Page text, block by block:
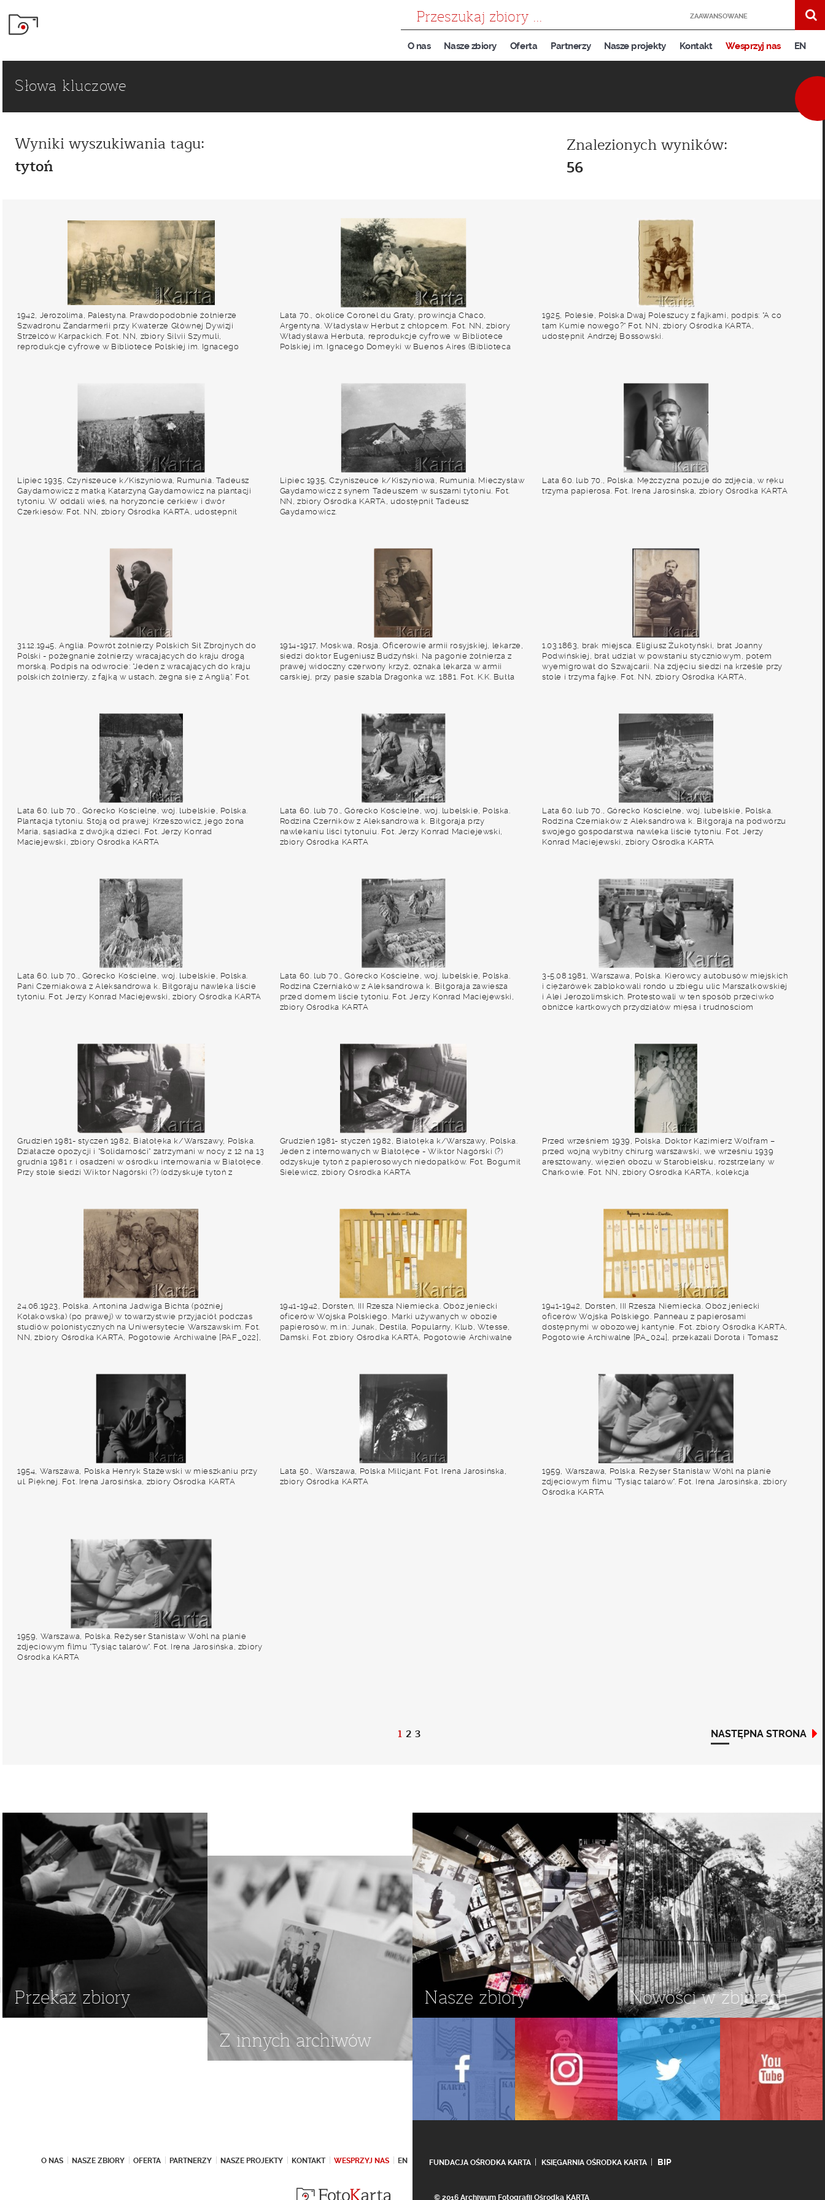
ZAAWANSOWANE
O nas Nasze zbiory Oferta Partnerzy Nasze projekty Kontakt Wesprzyj nas EN
Słowa kluczowe
Wyniki wyszukiwania tagu:
tytoń
Znalezionych wyników:
56
1942, Jerozolima, Palestyna. Prawdopodobnie żołnierze
Szwadronu Żandarmerii przy Kwaterze Głównej Dywizji
Strzelców Karpackich. Fot. NN, zbiory Silvii Szymuli,
reprodukcje cyfrowe w Bibliotece Polskiej im. Ignacego
Lata 70., okolice Coronel du Graty, prowincja Chaco,
Argentyna. Władysław Herbut z chłopcem. Fot. NN, zbiory
Władysława Herbuta, reprodukcje cyfrowe w Bibliotece
Polskiej im. Ignacego Domeyki w Buenos Aires (Biblioteca
1925, Polesie, Polska Dwaj Poleszucy z fajkami, podpis: "A co
tam Kumie nowego?" Fot. NN, zbiory Ośrodka KARTA,
udostępnił Andrzej Bossowski.
Lipiec 1935, Czyniszeuce k/Kiszyniowa, Rumunia. Tadeusz
Gaydamowicz z matką Katarzyną Gaydamowicz na plantacji
tytoniu. W oddali wieś, na horyzoncie cerkiew i dwór
Czerkiesów. Fot. NN, zbiory Ośrodka KARTA, udostępnił
Lipiec 1935, Czyniszeuce k/Kiszyniowa, Rumunia. Mieczysław
Gaydamowicz z synem Tadeuszem w suszarni tytoniu. Fot.
NN, zbiory Ośrodka KARTA, udostępnił Tadeusz
Gaydamowicz.
Lata 60. lub 70., Polska. Mężczyzna pozuje do zdjęcia, w ręku
trzyma papierosa. Fot. Irena Jarosińska, zbiory Ośrodka KARTA
31.12.1945, Anglia. Powrót żołnierzy Polskich Sił Zbrojnych do
Polski - pożegnanie żołnierzy wracających do kraju drogą
morską. Podpis na odwrocie: "Jeden z wracających do kraju
polskich żołnierzy, z fajką w ustach, żegna się z Anglią". Fot.
1914-1917, Moskwa, Rosja. Oficerowie armii rosyjskiej, lekarze,
siedzi doktor Eugeniusz Budzyński. Na pagonie żołnierza z
prawej widoczny czerwony krzyż, oznaka lekarza w armii
carskiej, przy pasie szabla Dragonka wz. 1881. Fot. K.K. Bułła
1.03.1863, brak miejsca. Eligiusz Żukotyński, brat Joanny
Podwińskiej, brał udział w powstaniu styczniowym, potem
wyemigrował do Szwajcarii. Na zdjęciu siedzi na krześle przy
stole i trzyma fajkę. Fot. NN, zbiory Ośrodka KARTA,
Lata 60. lub 70., Górecko Kościelne, woj. lubelskie, Polska.
Plantacja tytoniu. Stoją od prawej: Krzeszowicz, jego żona
Maria, sąsiadka z dwójką dzieci. Fot. Jerzy Konrad
Maciejewski, zbiory Ośrodka KARTA
Lata 60. lub 70., Górecko Kościelne, woj. lubelskie, Polska.
Rodzina Czerników z Aleksandrowa k. Biłgoraja przy
nawlekaniu liści tytonuiu. Fot. Jerzy Konrad Maciejewski,
zbiory Ośrodka KARTA
Lata 60. lub 70., Górecko Kościelne, woj. lubelskie, Polska.
Rodzina Czerniaków z Aleksandrowa k. Biłgoraja na podwórzu
swojego gospodarstwa nawleka liście tytoniu. Fot. Jerzy
Konrad Maciejewski, zbiory Ośrodka KARTA
Lata 60. lub 70., Górecko Kościelne, woj. lubelskie, Polska.
Pani Czerniakowa z Aleksandrowa k. Biłgoraju nawleka liście
tytoniu. Fot. Jerzy Konrad Maciejewski, zbiory Ośrodka KARTA
Lata 60. lub 70., Górecko Kościelne, woj. lubelskie, Polska.
Rodzina Czerniaków z Aleksandrowa k. Biłgoraja zawiesza
przed domem liście tytoniu. Fot. Jerzy Konrad Maciejewski,
zbiory Ośrodka KARTA
3-5.08.1981, Warszawa, Polska. Kierowcy autobusów miejskich
i ciężarówek zablokowali rondo u zbiegu ulic Marszałkowskiej
i Alei Jerozolimskich. Protestowali w ten sposób przeciwko
obniżce kartkowych przydziałów mięsa i trudnościom
tramwaj. Fot. Maciej Czarnocki, zbiory Ośrodka KARTA.
Grudzień 1981- styczeń 1982, Białołęka k/Warszawy, Polska.
Działacze opozycji i "Solidarności" zatrzymani w nocy z 12 na 13
grudnia 1981 r. i osadzeni w ośrodku internowania w Białołęce.
Przy stole siedzi Wiktor Nagórski (?) (odzyskuje tytoń z
Grudzień 1981- styczeń 1982, Białołęka k/Warszawy, Polska.
Jeden z internowanych w Białołęce - Wiktor Nagórski (?)
odzyskuje tytoń z papierosowych niedopałków. Fot. Bogumił
Sielewicz, zbiory Ośrodka KARTA
Przed wrześniem 1939, Polska. Doktor Kazimierz Wolfram –
przed wojną wybitny chirurg warszawski, we wrześniu 1939
aresztowany, więzień obozu w Starobielsku, rozstrzelany w
Charkowie. Fot. NN, zbiory Ośrodka KARTA, kolekcja
24.06.1923, Polska. Antonina Jadwiga Bichta (później
Kołakowska) (po prawej) w towarzystwie przyjaciół podczas
studiów polonistycznych na Uniwersytecie Warszawskim. Fot.
NN, zbiory Ośrodka KARTA, Pogotowie Archiwalne [PAF_022],
1941-1942, Dorsten, III Rzesza Niemiecka. Obóz jeniecki
oficerów Wojska Polskiego. Marki używanych w obozie
papierosów, m.in.: Junak, Destila, Popularny, Klub, Wtesse,
Damski. Fot. zbiory Ośrodka KARTA, Pogotowie Archiwalne
1941-1942, Dorsten, III Rzesza Niemiecka. Obóz jeniecki
oficerów Wojska Polskiego. Panneau z papierosami
dostępnymi w obozowej kantynie. Fot. zbiory Ośrodka KARTA,
Pogotowie Archiwalne [PA_024], przekazali Dorota i Tomasz
1954, Warszawa, Polska Henryk Stażewski w mieszkaniu przy
ul. Pięknej. Fot. Irena Jarosińska, zbiory Ośrodka KARTA
Lata 50., Warszawa, Polska Milicjant. Fot. Irena Jarosińska,
zbiory Ośrodka KARTA
1959, Warszawa, Polska. Reżyser Stanisław Wohl na planie
zdjęciowym filmu "Tysiąc talarów". Fot. Irena Jarosińska, zbiory
Ośrodka KARTA
1959, Warszawa, Polska. Reżyser Stanisław Wohl na planie
zdjęciowym filmu "Tysiąc talarów". Fot. Irena Jarosińska, zbiory
Ośrodka KARTA
1 2 3 NASTĘPNA STRONA
Przekaż zbiory
Z innych archiwów
Nasze zbiory Nowości w zbiorach
O NAS NASZE ZBIORY OFERTA PARTNERZY NASZE PROJEKTY KONTAKT WESPRZYJ NAS EN FUNDACJA OŚRODKA KARTA KSIĘGARNIA OŚRODKA KARTA BIP
© 2016 Archiwum Fotografii Ośrodka KARTA